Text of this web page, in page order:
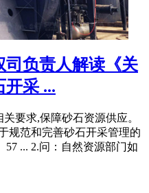
司负责人解读《关
开采 ...
要求,保障砂石资源供应。
规范和完善砂石开采管理的
57 ... 2.问：自然资源部门如